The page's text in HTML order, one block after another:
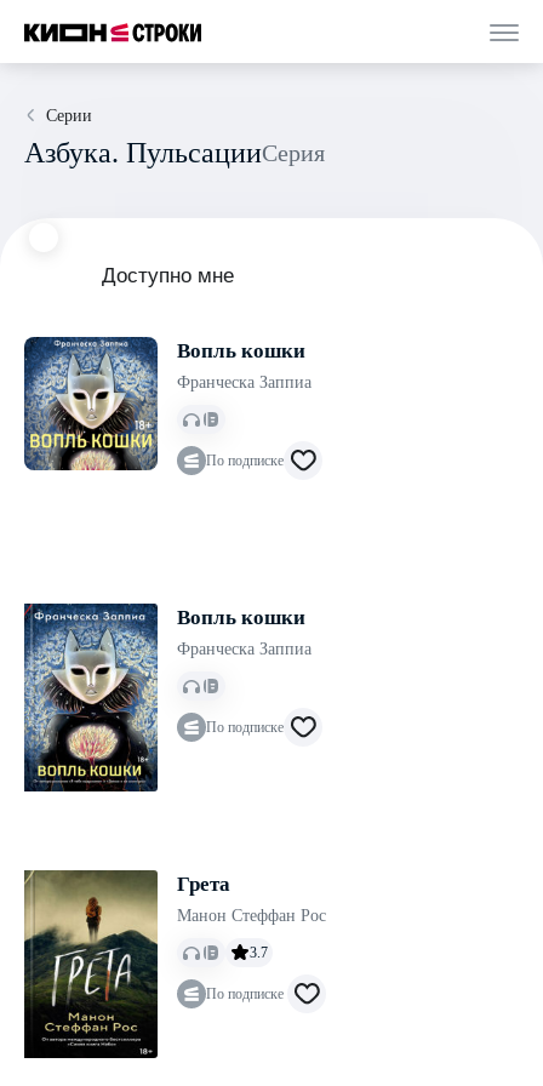
Серии
Азбука. Пульсации Серия
Доступно мне
Вопль кошки
Франческа Заппиа
По подписке
Вопль кошки
Франческа Заппиа
По подписке
Грета
Манон Стеффан Рос
3.7
По подписке